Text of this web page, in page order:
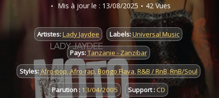
Mis à jour le : 13/08/2025
42 Vues
Artistes:Lady Jaydee Labels:Universal Music
Pays:Tanzanie - Zanzibar
Styles:Afro-pop,Afro-rap, Bongo Flava,R&B / RnB,RnB/Soul
Parution : 13/04/2005 Support :CD